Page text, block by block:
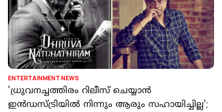
ENTERTAINMENT NEWS
'ധ്രുവനച്ചത്തിരം റിലീസ് ചെയ്യാൻ
ഇൻഡസ്ട്രിയിൽ നിന്നും ആരും സഹായിച്ചില്ല';